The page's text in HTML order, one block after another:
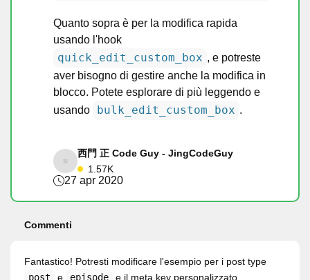
Quanto sopra è per la modifica rapida
usando l'hook
quick_edit_custom_box , e potreste
aver bisogno di gestire anche la modifica in
blocco. Potete esplorare di più leggendo e
usando
bulk_edit_custom_box .
西門 正 Code Guy - JingCodeGuy
1.57K
27 apr 2020
Commenti
Fantastico! Potresti modificare l'esempio per i post type
post
e episode
e il meta key personalizzato